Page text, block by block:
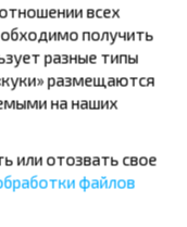
всех
получить
разные типы
размещаются
на наших
или отозвать свое
файлов